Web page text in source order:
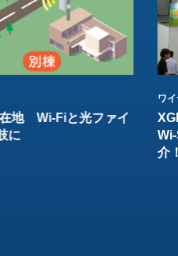
地 Wi-Fiと光ファイ
に
ワ
介